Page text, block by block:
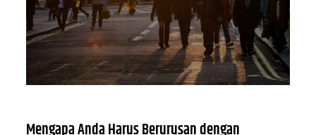
Mengapa Anda Harus Berurusan dengan